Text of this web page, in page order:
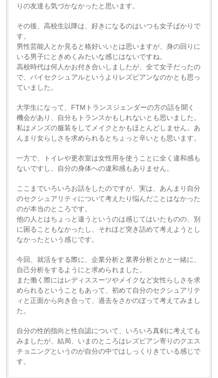
りの友達も気づかなかったと思います。
その後、高校生以降は、好きになるのはいつも女子ばかりで
す。
男性芸能人とか見ると格好いいとは思いますが、身の回りに
いる男子にときめくみたいな感じはないですね。
高校時代は何人かお付き合いしましたが、全て女子だったの
で、バイセクシュアルというよりレズビアンなのかとも思っ
ていました。
大学生になって、FTMトランスジェンダーの方の話を聞く
機会があり、自分もトランスかもしれないとも思いました。
私はメンズの服装をしてメイクとかもほとんどしません。あ
んまり女らしさを求められるとちょっと辛いとも思います。
一方で、トイレや更衣室は女性用を使うことに全く違和感も
ないですし、自分の身体への違和感もありません。
ここまでいろいろお話をしたのですが、実は、あんまり自分
のセクシュアリティについて考えたり悩んだことはなかった
のが本当のところです。
他の人とはちょっと違うというのは感じてはいたものの、別
に困ることもなかったし、それほど突き詰めて考えようとし
なかったという感じです。
今回、就活をする際に、企業分析と業界分析とかと一緒に、
自己分析をするようにと求められました。
また働く際にはレディススーツやメイクなど女性らしさを求
められるということもあって、初めて自分のセクシュアリテ
ィと正面から向き合って、過去をさかのぼって考えてみまし
た。
自分の性的指向と性自認について、いろいろ真剣に考えても
みましたが、結局、いまのところはレズビアン寄りのクエス
チョニングというのが自分の中ではしっくりきている感じで
す。